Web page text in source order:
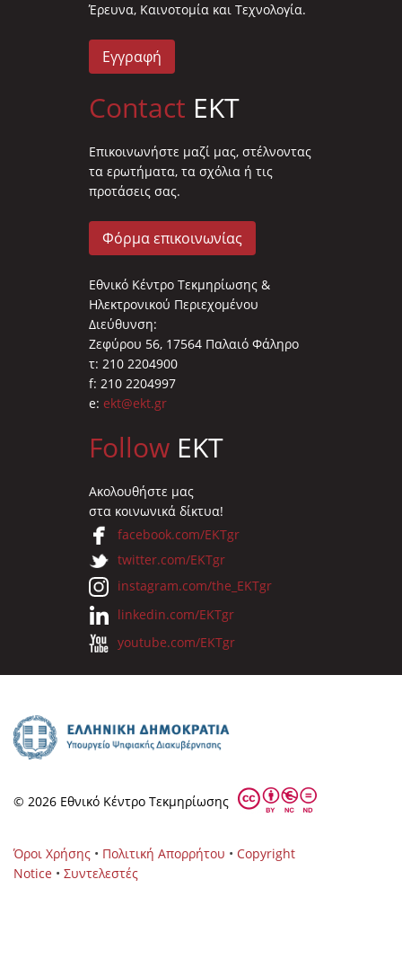
Έρευνα, Καινοτομία και Τεχνολογία.
Εγγραφή
Contact EKT
Επικοινωνήστε μαζί μας, στέλνοντας
τα ερωτήματα, τα σχόλια ή τις
προτάσεις σας.
Φόρμα επικοινωνίας
Εθνικό Κέντρο Τεκμηρίωσης &
Ηλεκτρονικού Περιεχομένου
Διεύθυνση:
Ζεφύρου 56, 17564 Παλαιό Φάληρο
τ: 210 2204900
f: 210 2204997
e: ekt@ekt.gr
Follow EKT
Ακολουθήστε μας
στα κοινωνικά δίκτυα!
facebook.com/EKTgr
twitter.com/EKTgr
instagram.com/the_EKTgr
linkedin.com/EKTgr
youtube.com/EKTgr
© 2026 Eθνικό Κέντρο Τεκμηρίωσης
Όροι Χρήσης • Πολιτική Απορρήτου • Copyright
Notice • Συντελεστές